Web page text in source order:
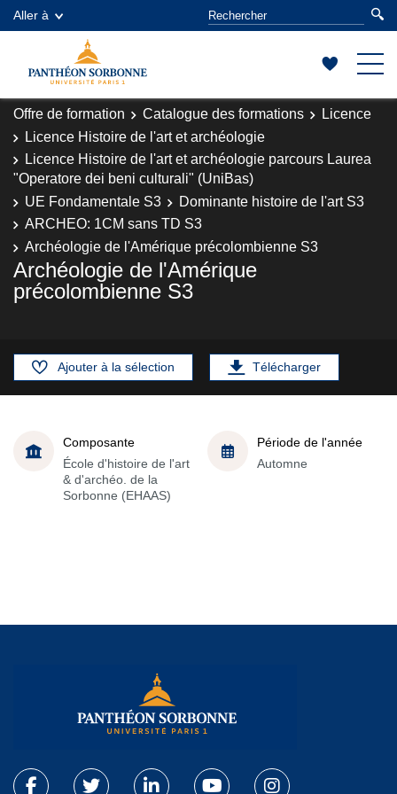
Aller à
Offre de formation Catalogue des formations
Licence
Licence Histoire de l'art et archéologie
Licence Histoire de l'art et archéologie parcours Laurea
"Operatore dei beni culturali" (UniBas)
UE Fondamentale S3
Dominante histoire de l'art S3
ARCHEO: 1CM sans TD S3
Archéologie de l'Amérique précolombienne S3
Archéologie de l'Amérique
précolombienne S3
Ajouter à la sélection Télécharger
Composante
École d'histoire de l'art
& d'archéo. de la
Sorbonne (EHAAS)
Période de l'année
Automne